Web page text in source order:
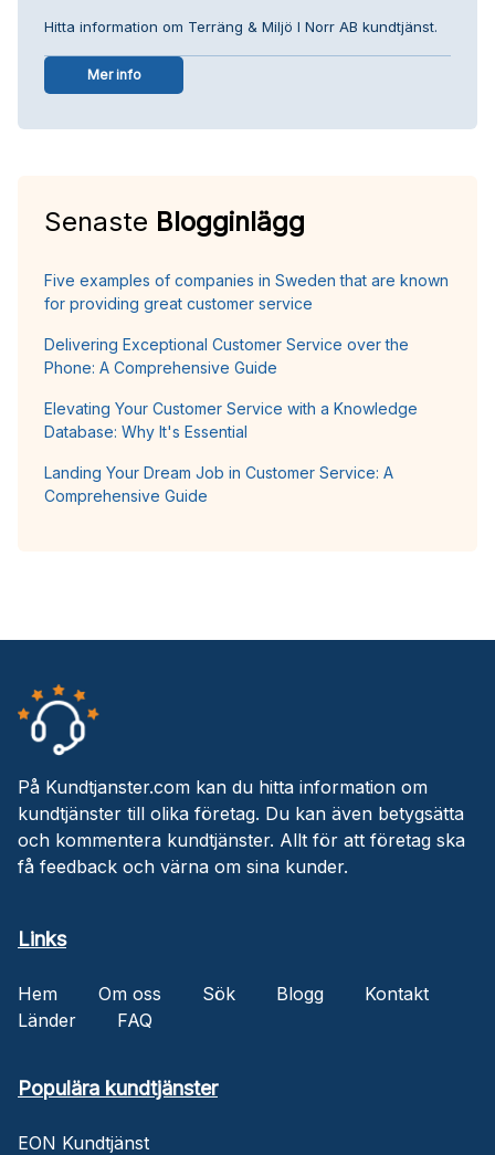
Hitta information om Terräng & Miljö I Norr AB kundtjänst.
Mer info
Senaste Blogginlägg
Five examples of companies in Sweden that are known
for providing great customer service
Delivering Exceptional Customer Service over the
Phone: A Comprehensive Guide
Elevating Your Customer Service with a Knowledge
Database: Why It's Essential
Landing Your Dream Job in Customer Service: A
Comprehensive Guide
På Kundtjanster.com kan du hitta information om
kundtjänster till olika företag. Du kan även betygsätta
och kommentera kundtjänster. Allt för att företag ska
få feedback och värna om sina kunder.
Links
Hem Om oss Sök Blogg
Kontakt
Länder
FAQ
Populära kundtjänster
EON Kundtjänst